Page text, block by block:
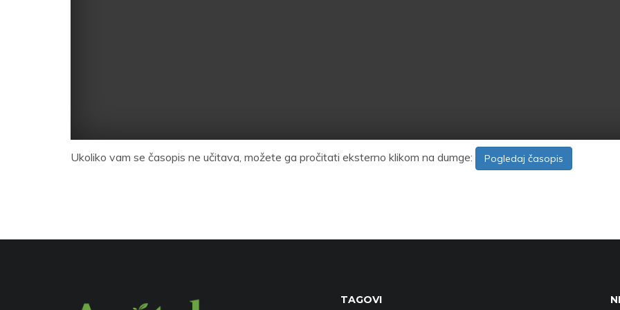
Ukoliko vam se časopis ne učitava, možete ga pročitati eksterno klikom na dumge: Pogledaj časopis
TAGOVI